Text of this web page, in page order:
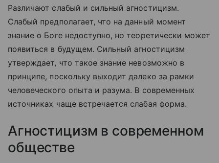
Различают слабый и сильный агностицизм.
Слабый предполагает, что на данный момент
знание о Боге недоступно, но теоретически может
появиться в будущем. Сильный агностицизм
утверждает, что такое знание невозможно в
принципе, поскольку выходит далеко за рамки
человеческого опыта и разума. В современных
источниках чаще встречается слабая форма.
Агностицизм в современном
обществе